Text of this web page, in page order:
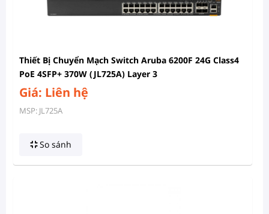
Thiết Bị Chuyển Mạch Switch Aruba 6200F 24G Class4
PoE 4SFP+ 370W (JL725A) Layer 3
Giá: Liên hệ
MSP: JL725A
So sánh